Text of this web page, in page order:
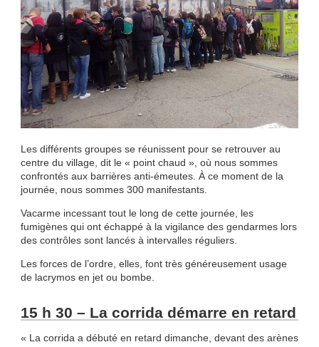
Les différents groupes se réunissent pour se retrouver au
centre du village, dit le « point chaud », où nous sommes
confrontés aux barrières anti-émeutes. À ce moment de la
journée, nous sommes 300 manifestants.
Vacarme incessant tout le long de cette journée, les
fumigènes qui ont échappé à la vigilance des gendarmes lors
des contrôles sont lancés à intervalles réguliers.
Les forces de l’ordre, elles, font très généreusement usage
de lacrymos en jet ou bombe.
15 h 30 – La corrida démarre en retard
« La corrida a débuté en retard dimanche, devant des arènes